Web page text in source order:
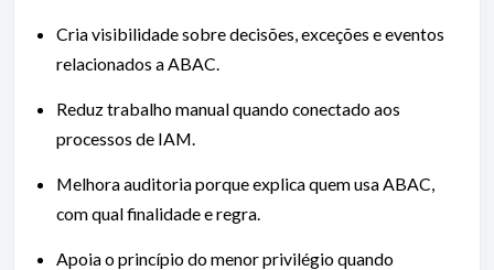
Cria visibilidade sobre decisões, exceções e eventos
relacionados a ABAC.
Reduz trabalho manual quando conectado aos
processos de IAM.
Melhora auditoria porque explica quem usa ABAC,
com qual finalidade e regra.
Apoia o princípio do menor privilégio quando